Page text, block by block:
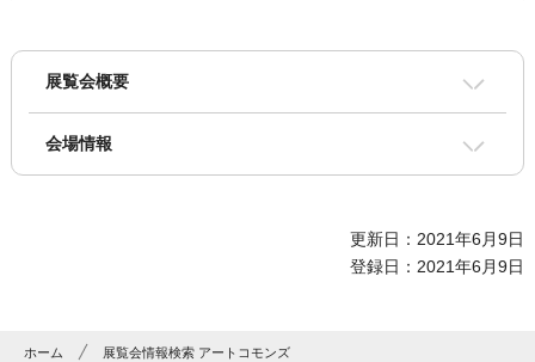
展覧会概要
会場情報
更新日：2021年6月9日
登録日：2021年6月9日
ホーム
展覧会情報検索 アートコモンズ